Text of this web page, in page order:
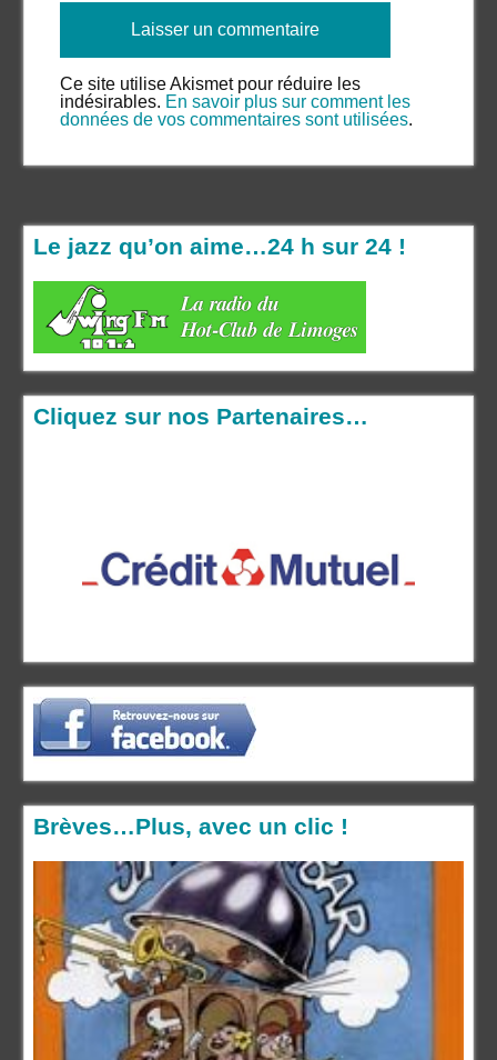
Ce site utilise Akismet pour réduire les
indésirables. En savoir plus sur comment les
données de vos commentaires sont utilisées.
Le jazz qu’on aime…24 h sur 24 !
Cliquez sur nos Partenaires…
Brèves…Plus, avec un clic !